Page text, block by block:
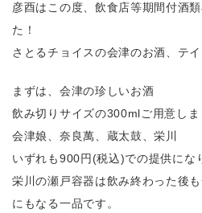
彦酉はこの度、飲食店等期間付酒
た！
さとるチョイスの会津のお酒、テ
まずは、会津の珍しいお酒
飲み切りサイズの300mlご用意しま
会津娘、奈良萬、蔵太鼓、栄川
いずれも900円(税込)での提供にな
栄川の瀬戸容器は飲み終わった後
にもなる一品です。